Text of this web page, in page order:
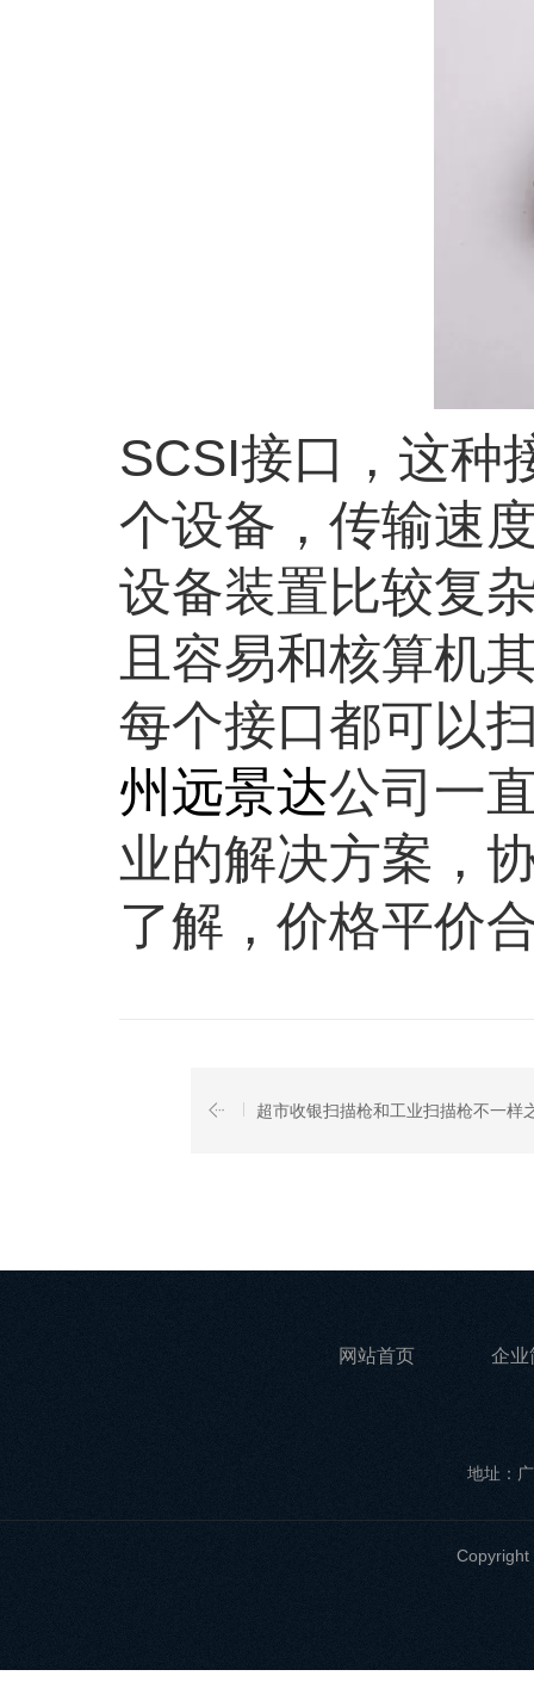
SCSI接口，这种
个设备，传输速
设备装置比较复
且容易和核算机
每个接口都可以
州远景达公司一
业的解决方案，
了解，价格平价
超市收银扫描枪和工业扫描枪不一样
网站首页 企业
地址：